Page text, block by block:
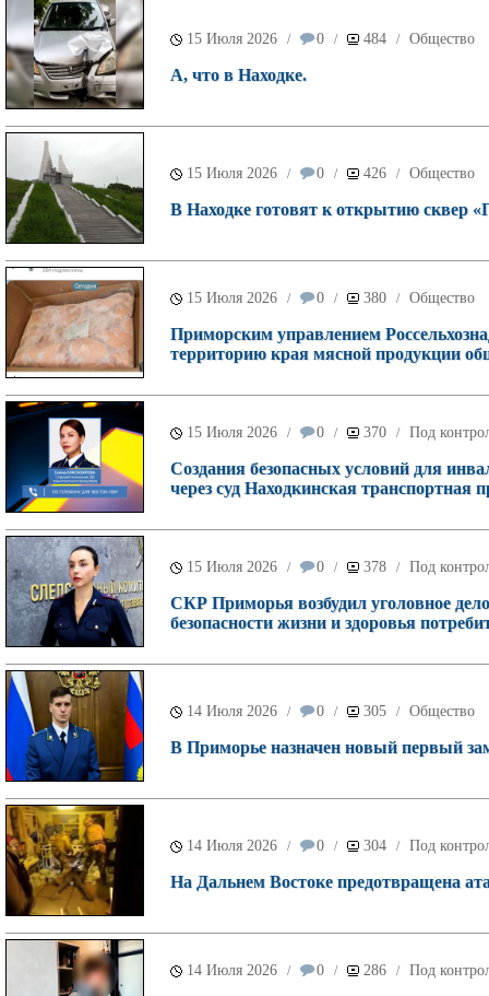
15 Июля 2026 / 0 / 484 / Общество
А, что в Находке.
15 Июля 2026 / 0 / 426 / Общество
В Находке готовят к открытию сквер
15 Июля 2026 / 0 / 380 / Общество
Приморским управлением
территорию края мясной продукции
15 Июля 2026 / 0 / 370 / Под
Создания безопасных условий для
через суд Находкинская транспортная
15 Июля 2026 / 0 / 378 / Под
СКР Приморья возбудил уголовное
безопасности жизни и здоровья
14 Июля 2026 / 0 / 305 / Общество
В Приморье назначен новый первый
14 Июля 2026 / 0 / 304 / Под
На Дальнем Востоке предотвращена
14 Июля 2026 / 0 / 286 / Под